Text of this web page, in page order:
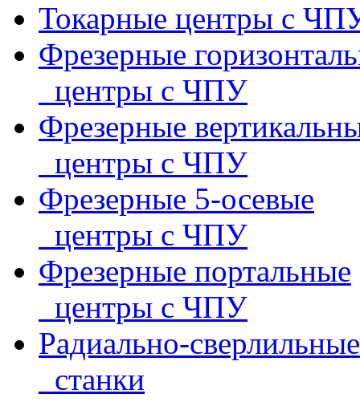
Токарные центры с
Фрезерные
центры с ЧПУ
Фрезерные
центры с ЧПУ
Фрезерные 5-осевые
центры с ЧПУ
Фрезерные портальные
центры с ЧПУ
Радиально-сверлильные
станки